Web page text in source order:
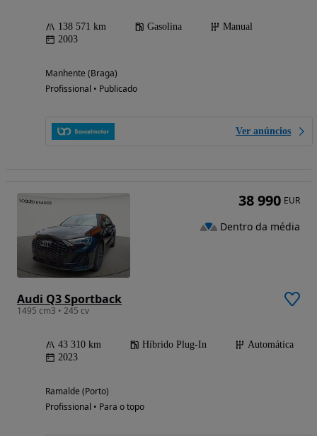
138 571 km Gasolina
Manual
2003
Manhente (Braga)
Profissional • Publicado
Ver anúncios
Audi Q3 Sportback
1495 cm3 • 245 cv
43 310 km Híbrido Plug-In
Automática
2023
Ramalde (Porto)
Profissional • Para o topo
38 990 EUR
Dentro da média